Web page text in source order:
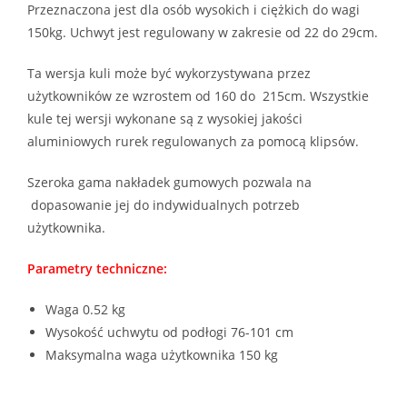
Przeznaczona jest dla osób wysokich i ciężkich do wagi
150kg. Uchwyt jest regulowany w zakresie od 22 do 29cm.
Ta wersja kuli może być wykorzystywana przez
użytkowników ze wzrostem od 160 do 215cm. Wszystkie
kule tej wersji wykonane są z wysokiej jakości
aluminiowych rurek regulowanych za pomocą klipsów.
Szeroka gama nakładek gumowych pozwala na
dopasowanie jej do indywidualnych potrzeb
użytkownika.
Parametry techniczne:
Waga 0.52 kg
Wysokość uchwytu od podłogi 76-101 cm
Maksymalna waga użytkownika 150 kg